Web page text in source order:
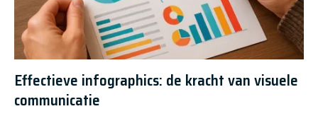
Effectieve infographics: de kracht van visuele
communicatie